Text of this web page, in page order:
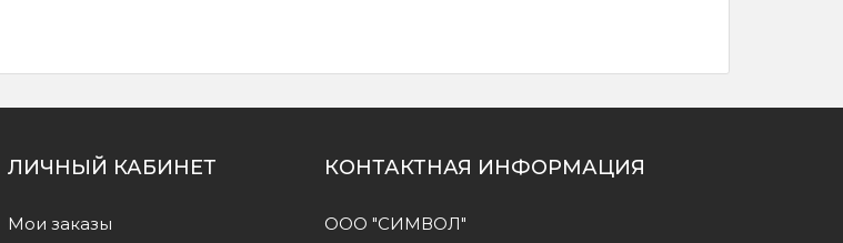
ЛИЧНЫЙ КАБИНЕТ
Мои заказы
КОНТАКТНАЯ ИНФОРМАЦИЯ
ООО "СИМВОЛ"